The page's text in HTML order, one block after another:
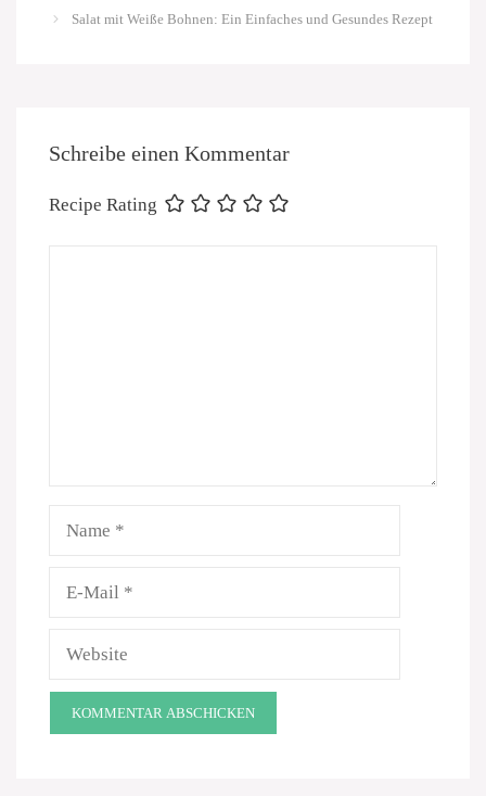
Salat mit Weiße Bohnen: Ein Einfaches und Gesundes Rezept
Schreibe einen Kommentar
Recipe Rating